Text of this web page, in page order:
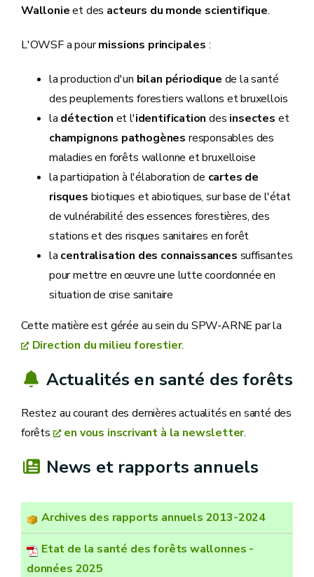
Wallonieet des acteurs du monde scientifique.
L'OWSF a pourmissions principales :
la production d'un bilan périodique de la santé
des peuplements forestiers wallons et bruxellois
la détection et l'identification des insectes et
champignons pathogènes responsables des
maladies en forêts wallonne et bruxelloise
la participation à l'élaboration de cartes de
risques biotiques et abiotiques, sur base de l'état
de vulnérabilité des essences forestières, des
stations et des risques sanitaires en forêt
la centralisation des connaissances suffisantes
pour mettre en œuvre une lutte coordonnée en
situation de crise sanitaire
Cette matière est gérée au sein du SPW-ARNE par la
Direction du milieu forestier.
Actualités en santé des forêts
Restez au courant des dernières actualités en santé des
forêts
en vous inscrivant à la newsletter.
News et rapports annuels
Archives des rapports annuels 2013-2024
Etat de la santé des forêts wallonnes -
données 2025